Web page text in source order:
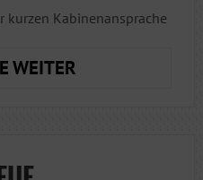
kurzen Kabinenansprache
WEITER